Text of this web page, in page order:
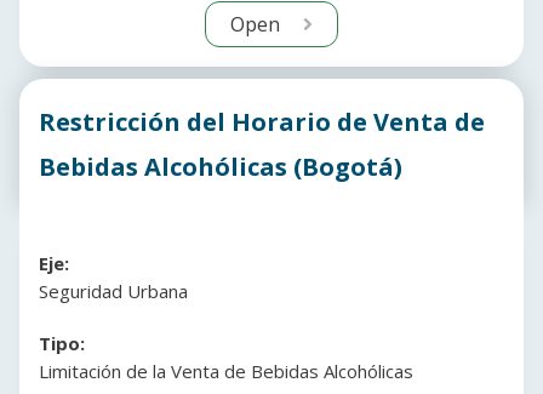
Open
Restricción del Horario de Venta de
Bebidas Alcohólicas (Bogotá)
Eje:
Seguridad Urbana
Tipo:
Limitación de la Venta de Bebidas Alcohólicas